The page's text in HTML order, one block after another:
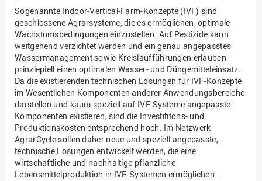
Sogenannte Indoor-Vertical-Farm-Konzepte (IVF) sind
geschlossene Agrarsysteme, die es ermöglichen, optimale
Wachstumsbedingungen einzustellen. Auf Pestizide kann
weitgehend verzichtet werden und ein genau angepasstes
Wassermanagement sowie Kreislaufführungen erlauben
prinziepiell einen optimalen Wasser- und Düngemitteleinsatz.
Da die existierenden technischen Lösungen für IVF-Konzepte
im Wesentlichen Komponenten anderer Anwendungsbereiche
darstellen und kaum speziell auf IVF-Systeme angepasste
Komponenten existieren, sind die Investititons- und
Produktionskosten entsprechend hoch. Im Netzwerk
AgrarCycle sollen daher neue und speziell angepasste,
technische Lösungen entwickelt werden, die eine
wirtschaftliche und nachhaltige pflanzliche
Lebensmittelproduktion in IVF-Systemen ermöglichen.